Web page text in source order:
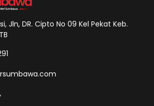
Jln, DR. Cipto No 09 Kel Pekat Keb.